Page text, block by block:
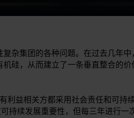
杂集团的各种问题。在过去几年
硅，从而建立了一条垂直整合的
利益相关方都采用社会责任和可持
持续发展重要性，但每三年进行一